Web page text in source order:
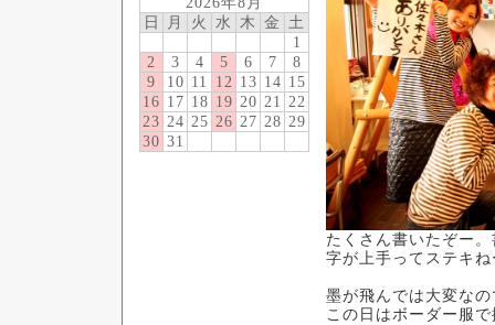
日
月 火 水 木 金 土
1
2
3 4 5 6 7
8
9
10 11 12 13 14 15
16 17 18 19 20 21 22
23 24 25 26 27 28 29
30 31
たくさん書いたぞー
字が上手ってステキ
墨が飛んでは大変なの
この日はボーダー服